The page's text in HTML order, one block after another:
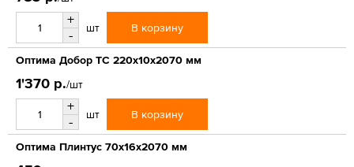
+
-
шт В корзину
Оптима Добор ТС 220х10х2070 мм
1'370 р./шт
+
-
шт В корзину
Оптима Плинтус 70х16х2070 мм